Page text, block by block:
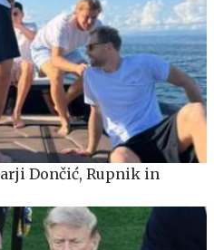
Dončić, Rupnik in